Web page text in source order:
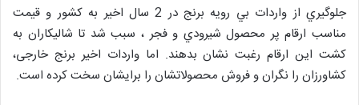
جلوگيري از واردات بي رويه برنج در 2 سال اخير به كشور و قيمت
مناسب ارقام پر محصول شيرودي و فجر ، سبب شد تا شاليكاران به
كشت اين ارقام رغبت نشان بدهند. اما واردات اخیر برنج خارجی،
کشاورزان را نگران و فروش محصولاتشان را برایشان سخت کرده است.